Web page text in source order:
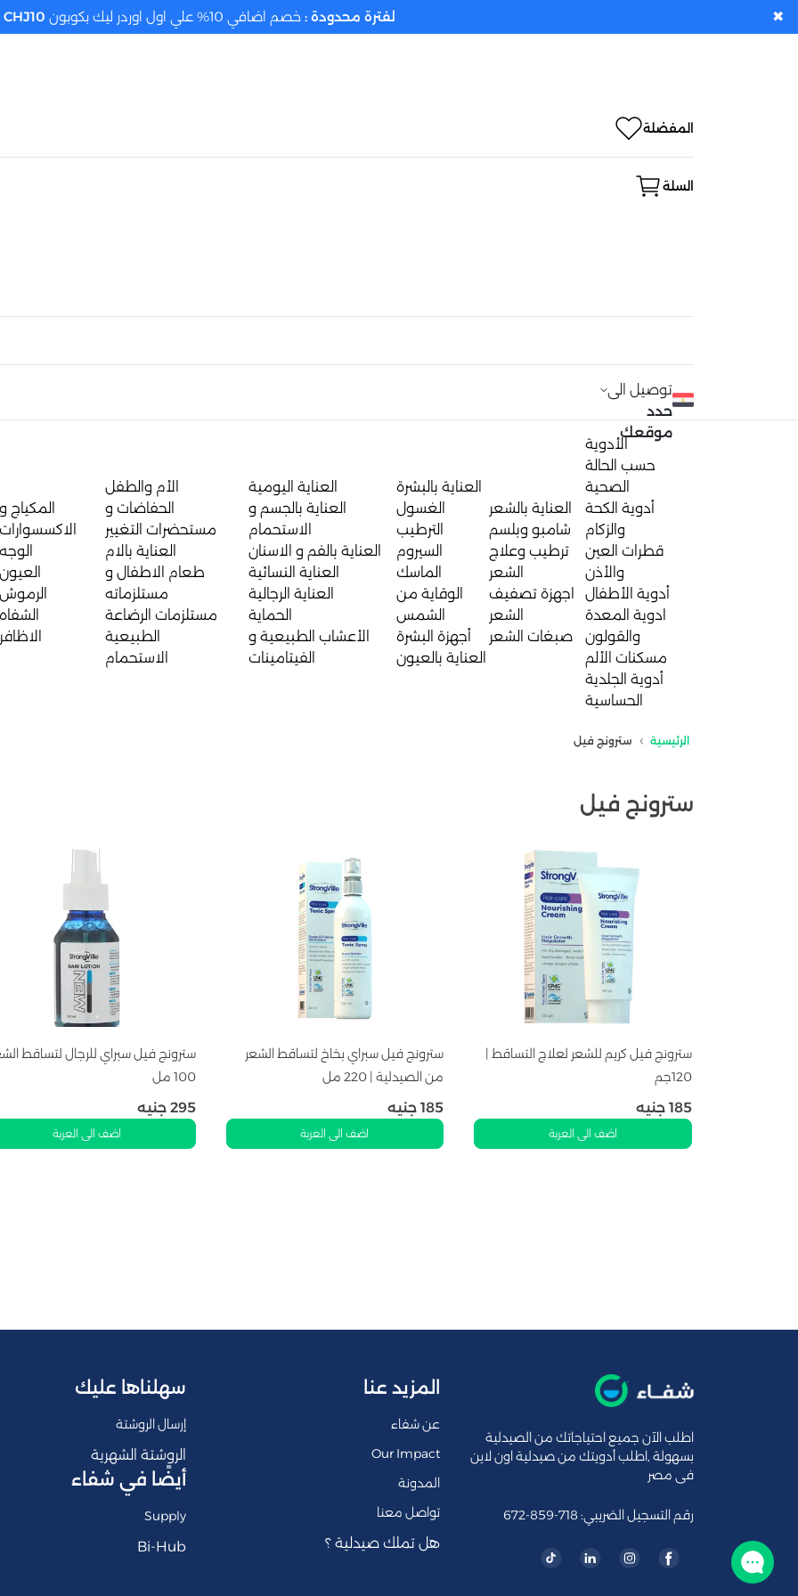
المفضلة
السلة
توصيل الى
حدد
موقعك
الأدوية
حسب الحالة
الصحية
أدوية الكحة
والزكام
قطرات العين
والأذن
أدوية الأطفال
ادوية المعدة
والقولون
مسكنات الألم
أدوية الجلدية
الحساسية
العناية بالشعر
شامبو وبلسم
ترطيب وعلاج
الشعر
اجهزة تصفيف
الشعر
صبغات الشعر
العناية بالبشرة
الغسول
الترطيب
السيروم
الماسك
الوقاية من
الشمس
أجهزة البشرة
العناية بالعيون
العناية اليومية
العناية بالجسم و
الاستحمام
العناية بالفم و الاسنان
العناية النسائية
العناية الرجالية
الحماية
الأعشاب الطبيعية و
الفيتامينات
الأم والطفل
الحفاضات و
مستحضرات التغيير
العناية بالام
طعام الاطفال و
مستلزماته
مستلزمات الرضاعة
الطبيعية
الاستحمام
المكياج
الرئيسية سترونج فيل
سترونج فيل
سترونج فيل كريم للشعر لعلاج التساقط |
120جم
185 جنيه
اضف الى العربة
سترونج فيل سبراي بخاخ لتساقط الشعر
من الصيدلية | 220 مل
185 جنيه
اضف الى العربة
سترونج فيل سبراي للرجال لتساقط
100 مل
295 جنيه
اضف الى العربة
اطلب الآن جميع احتياجاتك من الصيدلية
بسهولة ,اطلب أدويتك من صيدلية اون لاين
فى مصر
رقم التسجيل الضريبي: 718-859-672
المزيد عنا
عن شفاء
Our Impact
المدونة
تواصل معنا
هل تملك صيدلية ؟
سهلناها عليك
إرسال الروشتة
الروشتة الشهرية
أيضًا في شفاء
Supply
Bi-Hub
تواصل معنا
لفترة محدودة : خصم اضافي 10% علي اول اوردر ليك بكوبون CHJ10 ✖